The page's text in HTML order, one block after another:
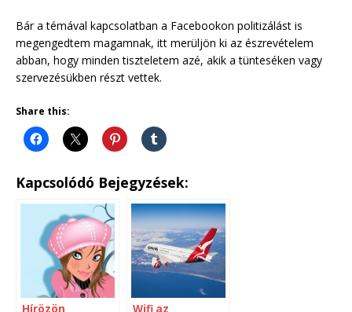
Bár a témával kapcsolatban a Facebookon politizálást is
megengedtem magamnak, itt merüljön ki az észrevételem
abban, hogy minden tiszteletem azé, akik a tünteséken vagy
szervezésükben részt vettek.
Share this:
Kapcsolódó Bejegyzések:
Hírözön
Wifi az